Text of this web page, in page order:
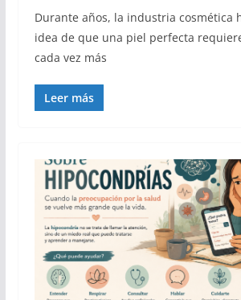
Durante años, la industria cosmética
idea de que una piel perfecta
cada vez más
Leer más